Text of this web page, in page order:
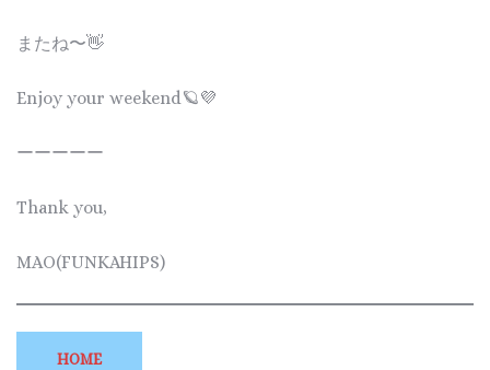
またね〜👋
Enjoy your weekend🪐💜
ーーーーー
Thank you,
MAO(FUNKAHIPS)
HOME